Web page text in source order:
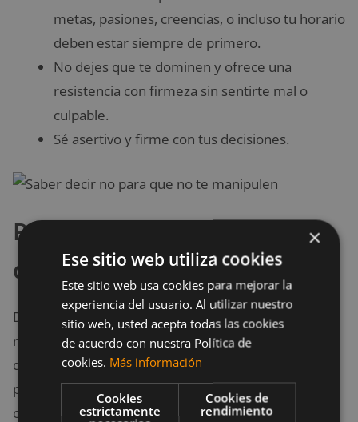
metas, pasiones, creencias, o incluso tu horario
deben estar siempre de primero.
No dejes que te dominen y ofrece una
resistencia con firmeza sin sentirte mal o
culpable.
Sé asertivo y firme con tus decisiones.
Paso 4: Detén la sensación
de culpa
Deja de sentirte culpable por cosas que no tienen
nada que ver contigo. Tu no eres responsable
de las acciones de los demás, por lo que torturarte
por algo que hizo otra persona es totalmente
contraproducente, además de empujarte lejos de
×
Ese sitio web utiliza cookies
Este sitio web usa cookies para mejorar la
experiencia del usuario. Al utilizar nuestro
sitio web, usted acepta todas las cookies
de acuerdo con nuestra Política de
cookies. Más información
Cookies
estrictamente
Cookies de
rendimiento